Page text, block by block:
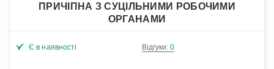
ПРИЧІПНА З СУЦІЛЬНИМИ РОБОЧИМИ
ОРГАНАМИ
Є в наявності Відгуки: 0